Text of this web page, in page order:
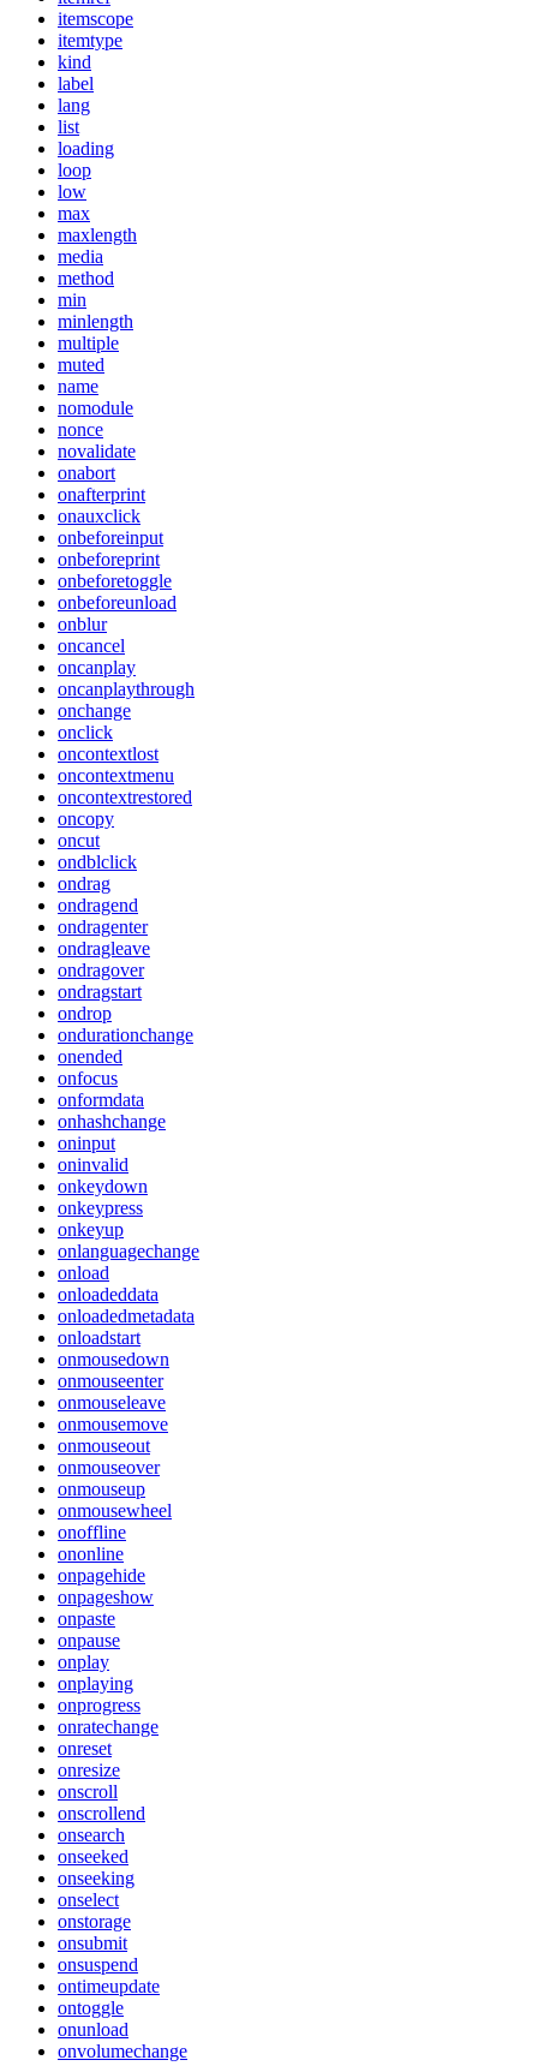
itemscope
itemtype
kind
label
lang
list
loading
loop
low
max
maxlength
media
method
min
minlength
multiple
muted
name
nomodule
nonce
novalidate
onabort
onafterprint
onauxclick
onbeforeinput
onbeforeprint
onbeforetoggle
onbeforeunload
onblur
oncancel
oncanplay
oncanplaythrough
onchange
onclick
oncontextlost
oncontextmenu
oncontextrestored
oncopy
oncut
ondblclick
ondrag
ondragend
ondragenter
ondragleave
ondragover
ondragstart
ondrop
ondurationchange
onended
onfocus
onformdata
onhashchange
oninput
oninvalid
onkeydown
onkeypress
onkeyup
onlanguagechange
onload
onloadeddata
onloadedmetadata
onloadstart
onmousedown
onmouseenter
onmouseleave
onmousemove
onmouseout
onmouseover
onmouseup
onmousewheel
onoffline
ononline
onpagehide
onpageshow
onpaste
onpause
onplay
onplaying
onprogress
onratechange
onreset
onresize
onscroll
onscrollend
onsearch
onseeked
onseeking
onselect
onstorage
onsubmit
onsuspend
ontimeupdate
ontoggle
onunload
onvolumechange